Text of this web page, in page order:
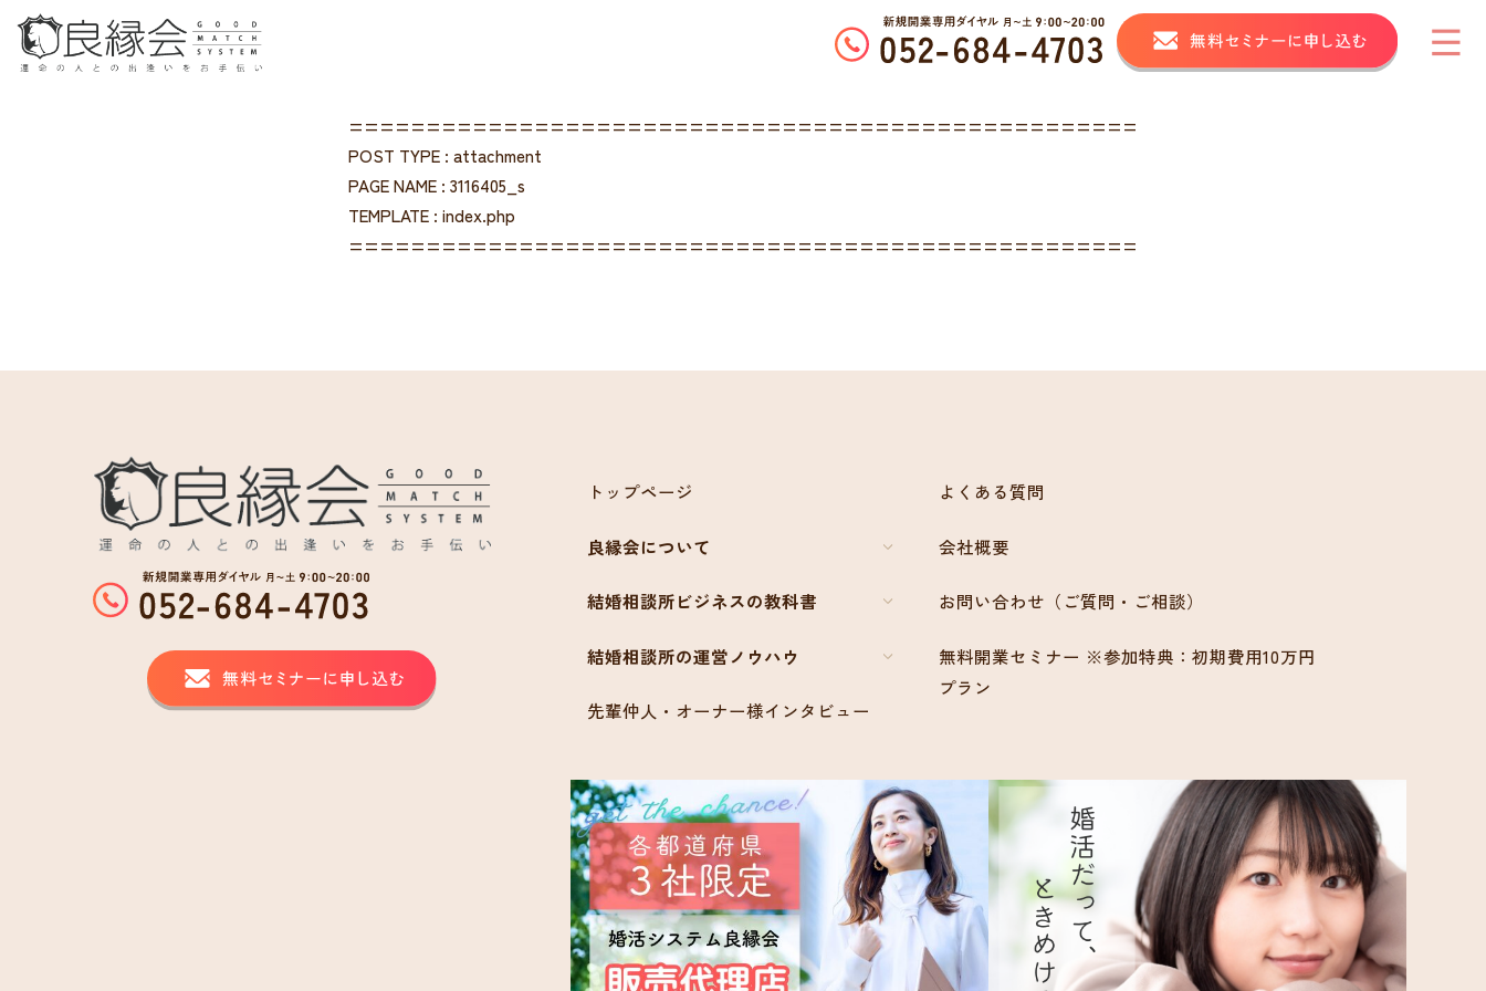
===================================================
POST TYPE : attachment
PAGE NAME : 3116405_s
TEMPLATE : index.php
===================================================
トップページ
良縁会について
結婚相談所ビジネスの教科書
結婚相談所の運営ノウハウ
先輩仲人・オーナー様インタビュー
よくある質問
会社概要
お問い合わせ（ご質問・ご相談）
無料開業セミナー ※参加特典：初期費用10万円
プラン